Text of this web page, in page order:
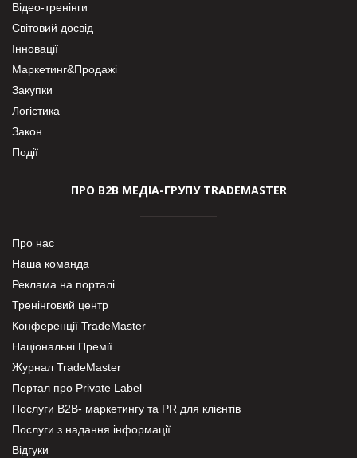
Відео-тренінги
Світовий досвід
Інновації
Маркетинг&Продажі
Закупки
Логістика
Закон
Події
ПРО В2В МЕДІА-ГРУПУ TRADEMASTER
Про нас
Наша команда
Реклама на порталі
Тренінговий центр
Конференції TradeMaster
Національні Премії
Журнал TradeMaster
Портал про Private Label
Послуги В2В- маркетингу та PR для клієнтів
Послуги з надання інформації
Відгуки